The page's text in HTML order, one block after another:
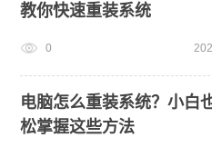
教你快速重装系统
0
电脑怎么重装系统？小白
松掌握这些方法